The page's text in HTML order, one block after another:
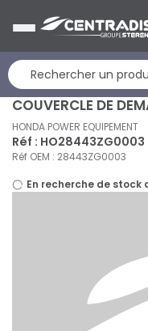
COUVERCLE DE
HONDA POWER EQUIPEMENT
Réf : HO28443ZG0003
Réf OEM : 28443ZG0003
En recherche de stock